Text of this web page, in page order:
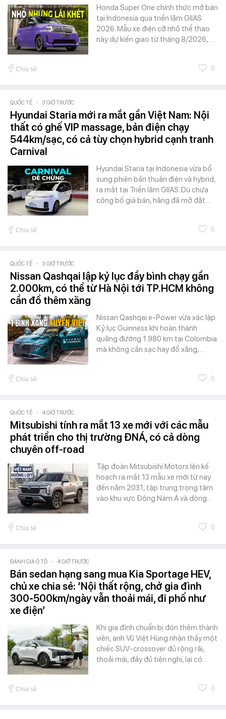
Honda Super One chính thức mở bán
tại Indonesia qua triển lãm GIIAS
2026. Mẫu xe điện cỡ nhỏ thể thao
này dự kiến giao từ tháng 8/2026,…
Chia sẻ 0
QUỐC TẾ - 3 GIỜ TRƯỚC
Hyundai Staria mới ra mắt gần Việt Nam: Nội
thất có ghế VIP massage, bản điện chạy
544km/sạc, có cả tùy chọn hybrid cạnh tranh
Carnival
Hyundai Staria tại Indonesia vừa bổ
sung phiên bản thuần điện và hybrid,
ra mắt tại Triển lãm GIIAS. Dù chưa
công bố giá bán, hãng đã mở đặt…
Chia sẻ 0
QUỐC TẾ - 3 GIỜ TRƯỚC
Nissan Qashqai lập kỷ lục đầy bình chạy gần
2.000km, có thể từ Hà Nội tới TP.HCM không
cần đổ thêm xăng
Nissan Qashqai e-Power vừa xác lập
Kỷ lục Guinness khi hoàn thành
quãng đường 1.980 km tại Colombia
mà không cần sạc hay đổ xăng,…
Chia sẻ 0
QUỐC TẾ - 4 GIỜ TRƯỚC
Mitsubishi tính ra mắt 13 xe mới với các mẫu
phát triển cho thị trường ĐNÁ, có cả dòng
chuyên off-road
Tập đoàn Mitsubishi Motors lên kế
hoạch ra mắt 13 mẫu xe mới từ nay
đến năm 2031, tập trung trọng tâm
vào khu vực Đông Nam Á và dòng…
Chia sẻ 0
ĐÁNH GIÁ Ô TÔ - 4 GIỜ TRƯỚC
Bán sedan hạng sang mua Kia Sportage HEV,
chủ xe chia sẻ: ‘Nội thất rộng, chở gia đình
300-500km/ngày vẫn thoải mái, đi phố như
xe điện’
Khi gia đình chuẩn bị đón thêm thành
viên, anh Vũ Việt Hùng nhận thấy một
chiếc SUV-crossover đủ rộng rãi,
thoải mái, đầy đủ tiện nghi, lại có…
Chia sẻ 0